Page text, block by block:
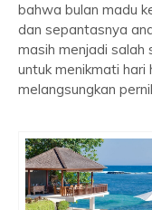
bahwa bulan madu
dan sepantasnya
masih menjadi
untuk menikmati hari
melangsungkan